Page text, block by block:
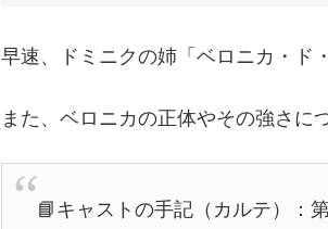
早速、ドミニクの姉「ベロニカ・ド
また、ベロニカの正体やその強さに
📘キャストの手記（カルテ）：